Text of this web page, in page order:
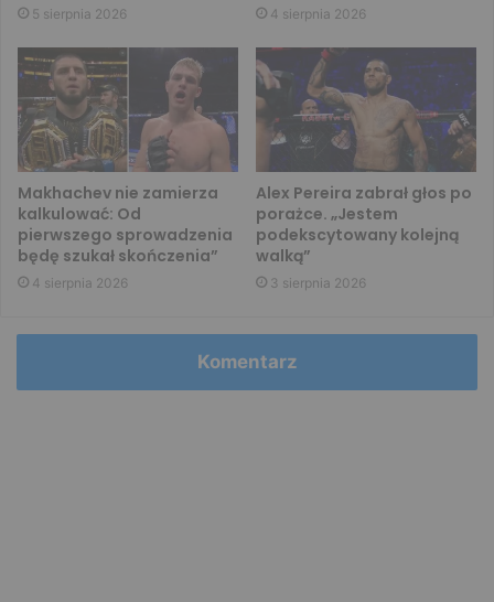
5 sierpnia 2026 4 sierpnia 2026
Makhachev nie zamierza
kalkulować: Od
pierwszego sprowadzenia
będę szukał skończenia”
4 sierpnia 2026
Alex Pereira zabrał głos po
porażce. „Jestem
podekscytowany kolejną
walką”
3 sierpnia 2026
Komentarz